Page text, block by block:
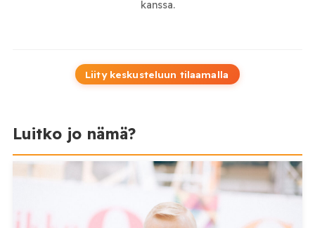
kanssa.
Liity keskusteluun tilaamalla
Luitko jo nämä?